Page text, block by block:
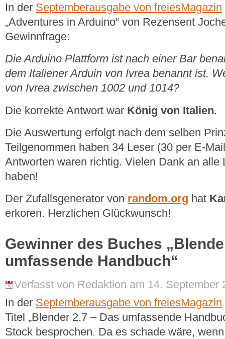
In der Septemberausgabe von freiesMagazin
„Adventures in Arduino“ von Rezensent
Gewinnfrage:
Die Arduino Plattform ist nach einer Bar
dem Italiener Arduin von Ivrea benannt ist.
von Ivrea zwischen 1002 und 1014?
Die korrekte Antwort war König von Italien.
Die Auswertung erfolgt nach dem selben
Teilgenommen haben 34 Leser (30 per E-
Antworten waren richtig. Vielen Dank an alle
haben!
Der Zufallsgenerator von random.org hat
erkoren. Herzlichen Glückwunsch!
Gewinner des Buches
umfassende Handbuch“
Verfasst von Redaktion am 14. September
In der Septemberausgabe von freiesMagazin
Titel „Blender 2.7 – Das umfassende
Stock besprochen. Da es schade wäre,